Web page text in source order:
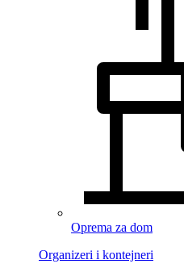
Oprema za dom
Organizeri i kontejneri